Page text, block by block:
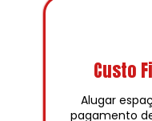
Custo
Alugar
pagamento